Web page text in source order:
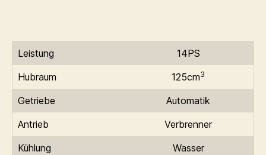
Leistung
14PS
Hubraum
125cm3
Getriebe
Automatik
Antrieb
Verbrenner
Kühlung
Wasser